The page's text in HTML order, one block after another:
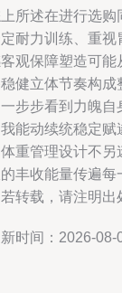
所述在进行选购
耐力训练、重视
观保障塑造可能
健立体节奏构成
步步看到力魄自
能动续统稳定赋
重管理设计不另
丰收能量传遍每
转载，请注明出
时间：2026-08-